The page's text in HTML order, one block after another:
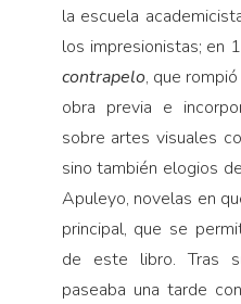
la escuela
los impresionistas; en
contrapelo, que
obra previa e
sobre artes visuales
sino también elogios
Apuleyo, novelas en
principal, que se
de este libro. Tras
paseaba una tarde